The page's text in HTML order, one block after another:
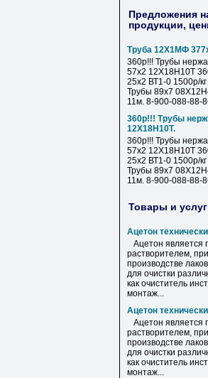
Предложения
продукции,
Труба 12Х1МФ
360р!!! Трубы
57х2 12Х18Н10Т
25х2 ВТ1-0 1500р/
Трубы 89х7
11м. 8-900-088-88-
360р!!! Трубы
12Х18Н10Т.
360р!!! Трубы
57х2 12Х18Н10Т
25х2 ВТ1-0 1500р/
Трубы 89х7
11м. 8-900-088-88-
Товары и
Ацетон
Ацетон является
растворителем,
производстве
для очистки
как очиститель
монтаж...
Ацетон
Ацетон является
растворителем,
производстве
для очистки
как очиститель
монтаж...